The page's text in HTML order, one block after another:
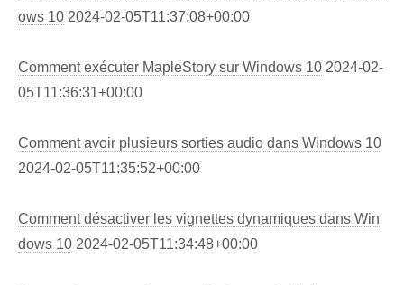
ows 10 2024-02-05T11:37:08+00:00
Comment exécuter MapleStory sur Windows 10 2024-02-
05T11:36:31+00:00
Comment avoir plusieurs sorties audio dans Windows 10
2024-02-05T11:35:52+00:00
Comment désactiver les vignettes dynamiques dans Win
dows 10 2024-02-05T11:34:48+00:00